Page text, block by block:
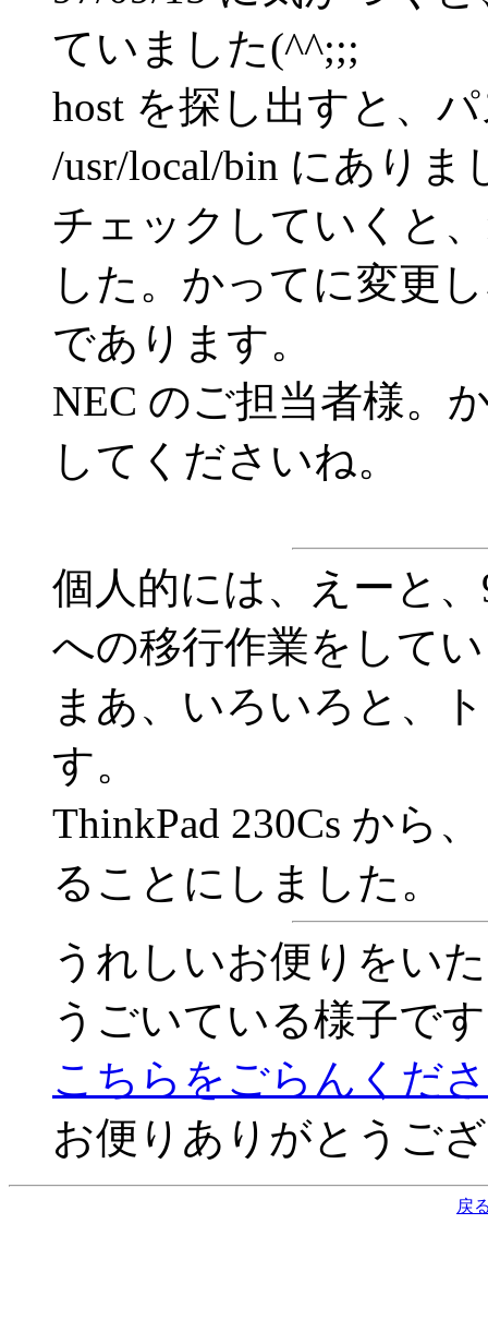
ていました(^^;;;
host を探し出すと、
/usr/local/bin にありま
チェックしていくと
した。かってに変更
であります。
NEC のご担当者様。
してくださいね。
個人的には、えーと
への移行作業をして
まあ、いろいろと、
す。
ThinkPad 230Cs から
ることにしました。
うれしいお便りをい
うごいている様子で
こちらをごらんくだ
お便りありがとうご
戻